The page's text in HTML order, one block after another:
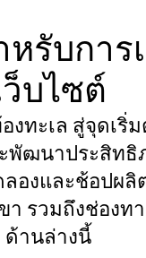
รับการ
ว็บไซต์
งทะเล สู่จุดเริ่
พัฒนาประสิทธิ
ลองและช้อปผ
า รวมถึงช่องท
ด้านล่างนี้